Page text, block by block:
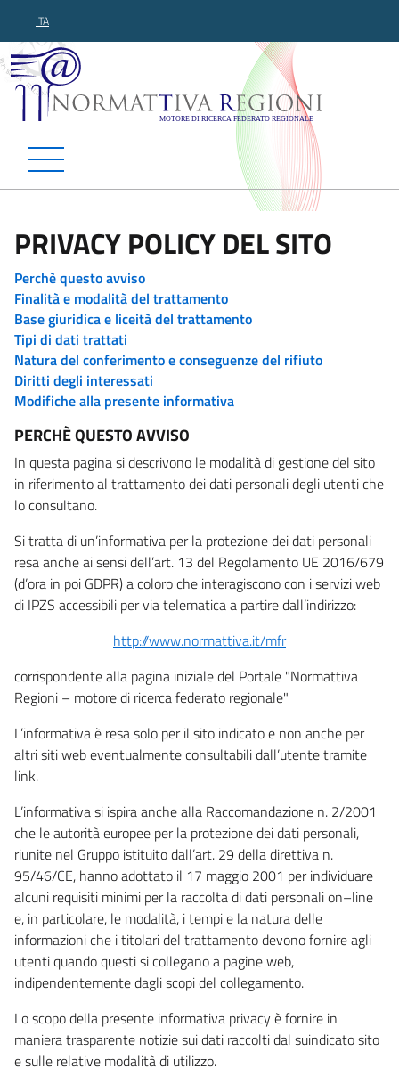
ITA
Normattiva Regioni -
PRIVACY POLICY DEL SITO
Perchè questo avviso
Finalità e modalità del trattamento
Base giuridica e liceità del trattamento
Tipi di dati trattati
Natura del conferimento e conseguenze del rifiuto
Diritti degli interessati
Modifiche alla presente informativa
PERCHÈ QUESTO AVVISO
In questa pagina si descrivono le modalità di gestione del sito
in riferimento al trattamento dei dati personali degli utenti che
lo consultano.
Si tratta di un’informativa per la protezione dei dati personali
resa anche ai sensi dell’art. 13 del Regolamento UE 2016/679
(d’ora in poi GDPR) a coloro che interagiscono con i servizi web
di IPZS accessibili per via telematica a partire dall’indirizzo:
http://www.normattiva.it/mfr
corrispondente alla pagina iniziale del Portale "Normattiva
Regioni – motore di ricerca federato regionale"
L’informativa è resa solo per il sito indicato e non anche per
altri siti web eventualmente consultabili dall’utente tramite
link.
L’informativa si ispira anche alla Raccomandazione n. 2/2001
che le autorità europee per la protezione dei dati personali,
riunite nel Gruppo istituito dall’art. 29 della direttiva n.
95/46/CE, hanno adottato il 17 maggio 2001 per individuare
alcuni requisiti minimi per la raccolta di dati personali on–line
e, in particolare, le modalità, i tempi e la natura delle
informazioni che i titolari del trattamento devono fornire agli
utenti quando questi si collegano a pagine web,
indipendentemente dagli scopi del collegamento.
Lo scopo della presente informativa privacy è fornire in
maniera trasparente notizie sui dati raccolti dal suindicato sito
e sulle relative modalità di utilizzo.